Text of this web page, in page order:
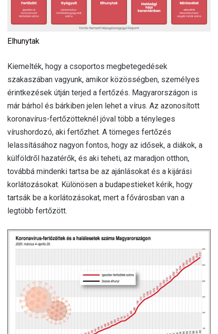
Elhunytak
Kiemelték, hogy a csoportos megbetegedések
szakaszában vagyunk, amikor közösségben, személyes
érintkezések útján terjed a fertőzés. Magyarországon is
már bárhol és bárkiben jelen lehet a vírus. Az azonosított
koronavírus-fertőzötteknél jóval több a tényleges
vírushordozó, aki fertőzhet. A tömeges fertőzés
lelassításához nagyon fontos, hogy az idősek, a diákok, a
külföldről hazatérők, és aki teheti, az maradjon otthon,
továbbá mindenki tartsa be az ajánlásokat és a kijárási
korlátozásokat. Különösen a budapestieket kérik, hogy
tartsák be a korlátozásokat, mert a fővárosban van a
legtöbb fertőzött.